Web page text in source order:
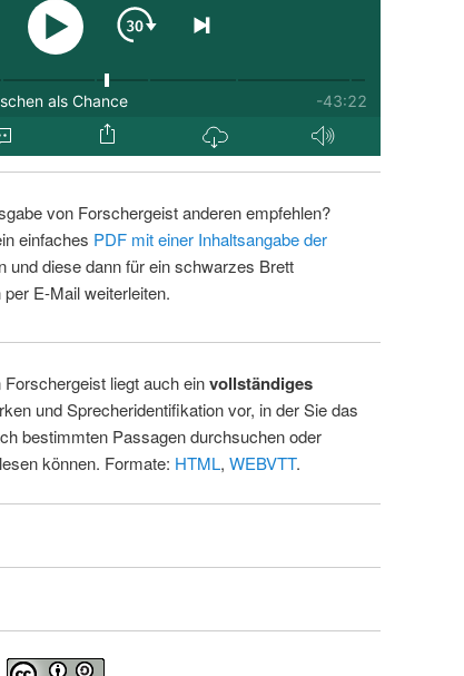
von Forschergeist anderen empfehlen?
einfaches PDF mit einer Inhaltsangabe der
und diese dann für ein schwarzes Brett
E-Mail weiterleiten.
liegt auch einvollständiges
und Sprecheridentifikation vor, in der Sie das
bestimmten Passagen durchsuchen oder
können. Formate: HTML, WEBVTT.